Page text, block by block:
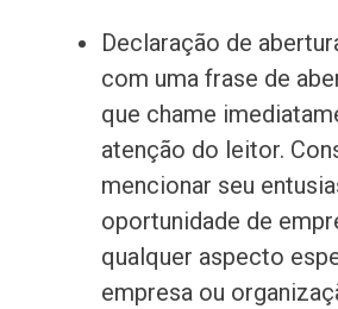
Declaração de
com uma frase de
que chame
atenção do leitor.
mencionar seu
oportunidade de
qualquer aspecto
empresa ou